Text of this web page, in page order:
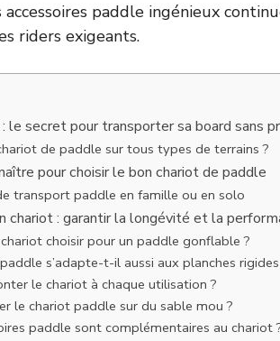
accessoires paddle ingénieux
riders exigeants.
le secret pour transporter sa board sans
de paddle sur tous types de terrains ?
pour choisir le bon chariot de paddle
transport paddle en famille ou en solo
chariot : garantir la longévité et la
choisir pour un paddle gonflable ?
s’adapte-t-il aussi aux planches rigides
le chariot à chaque utilisation ?
le chariot paddle sur du sable mou ?
paddle sont complémentaires au chariot